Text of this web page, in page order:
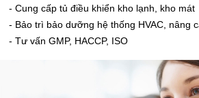
- Cung cấp tủ điều khiển kho lạnh, kho mát
- Bảo trì bảo dưỡng hệ thống HVAC, nâng
- Tư vấn GMP, HACCP, ISO